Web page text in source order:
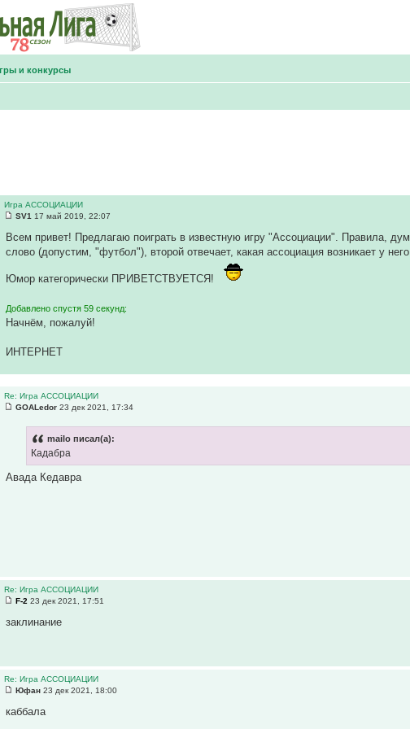
и конкурсы
Игра АССОЦИАЦИИ
SV1 17 май 2019, 22:07
Всем привет! Предлагаю поиграть в известную игру "Ассоциации". Правила,
слово (допустим, "футбол"), второй отвечает, какая ассоциация возникает у
Юмор категорически ПРИВЕТСТВУЕТСЯ!
Добавлено спустя 59 секунд:
Начнём, пожалуй!
ИНТЕРНЕТ
Re: Игра АССОЦИАЦИИ
GOALedor 23 дек 2021, 17:34
mailo писал(а):
Кадабра
Авада Кедавра
Re: Игра АССОЦИАЦИИ
F-2 23 дек 2021, 17:51
заклинание
Re: Игра АССОЦИАЦИИ
Юфан 23 дек 2021, 18:00
каббала